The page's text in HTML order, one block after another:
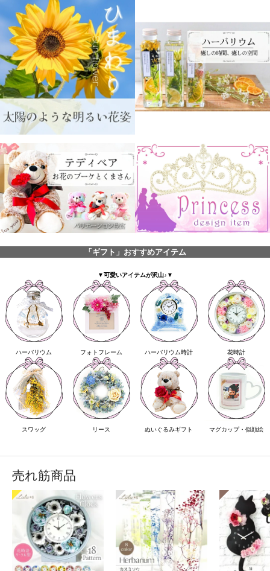
「ギフト」おすすめアイテム
▼可愛いアイテムが沢山♪▼
ハーバリウム フォトフレーム ハーバリウム時計 花時計
スワッグ リース ぬいぐるみギフト マグカップ・似顔絵
売れ筋商品